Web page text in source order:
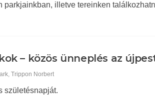
parkjainkban, illetve tereinken
– közös ünneplés az
,Trippon Norbert
születésnapját.